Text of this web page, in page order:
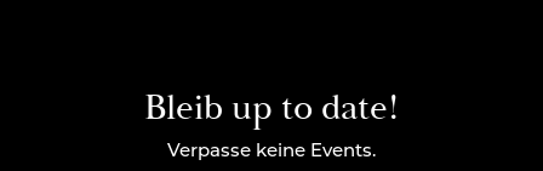
Bleib up to date!
Verpasse keine Events.